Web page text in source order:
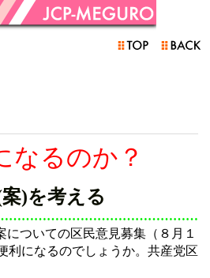
なるのか？
)を考える
ついての区民意見募集（８月１
利になるのでしょうか。共産党区